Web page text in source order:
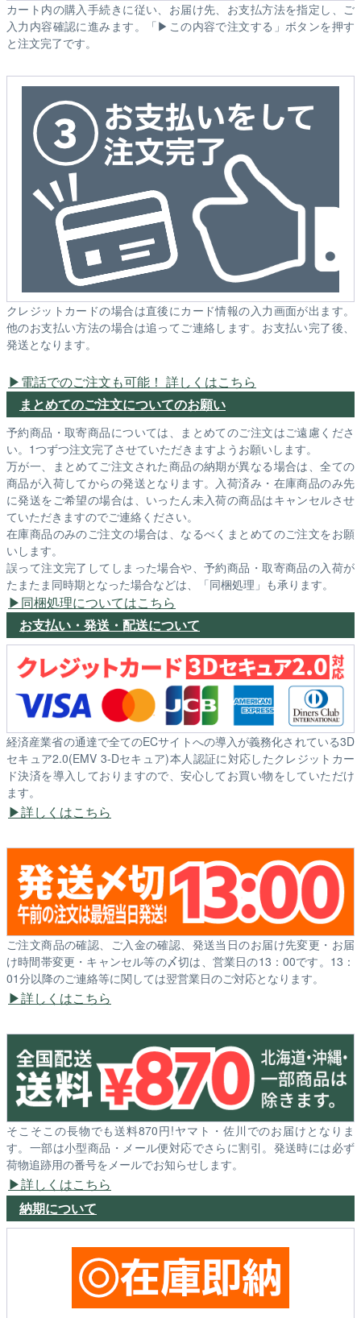
カート内の購入手続きに従い、お届け先、お支払方法を指定し、ご
入力内容確認に進みます。「▶この内容で注文する」ボタンを押す
と注文完了です。
クレジットカードの場合は直後にカード情報の入力画面が出ます。
他のお支払い方法の場合は追ってご連絡します。お支払い完了後、
発送となります。
電話でのご注文も可能！ 詳しくはこちら
まとめてのご注文についてのお願い
予約商品・取寄商品については、まとめてのご注文はご遠慮くださ
い。1つずつ注文完了させていただきますようお願いします。
万が一、まとめてご注文された商品の納期が異なる場合は、全ての
商品が入荷してからの発送となります。入荷済み・在庫商品のみ先
に発送をご希望の場合は、いったん未入荷の商品はキャンセルさせ
ていただきますのでご連絡ください。
在庫商品のみのご注文の場合は、なるべくまとめてのご注文をお願
いします。
誤って注文完了してしまった場合や、予約商品・取寄商品の入荷が
たまたま同時期となった場合などは、「同梱処理」も承ります。
同梱処理についてはこちら
お支払い・発送・配送について
経済産業省の通達で全てのECサイトへの導入が義務化されている3D
セキュア2.0(EMV 3-Dセキュア)本人認証に対応したクレジットカー
ド決済を導入しておりますので、安心してお買い物をしていただけ
ます。
詳しくはこちら
ご注文商品の確認、ご入金の確認、発送当日のお届け先変更・お届
け時間帯変更・キャンセル等の〆切は、営業日の13：00です。13：
01分以降のご連絡等に関しては翌営業日のご対応となります。
詳しくはこちら
そこそこの長物でも送料870円!ヤマト・佐川でのお届けとなりま
す。一部は小型商品・メール便対応でさらに割引。発送時には必ず
荷物追跡用の番号をメールでお知らせします。
詳しくはこちら
納期について